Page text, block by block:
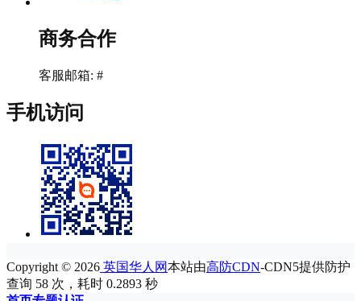
商务合作
客服邮箱: #
手机访问
Copyright © 2026 英国华人网本站由高防CDN-CDN5提供防护
查询 58 次，耗时 0.2893 秒